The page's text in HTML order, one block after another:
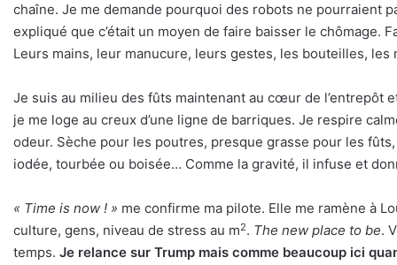
chaîne. Je me demande pourquoi des robots ne pourraient
expliqué que c’était un moyen de faire baisser le chômage.
Leurs mains, leur manucure, leurs gestes, les bouteilles,
Je suis au milieu des fûts maintenant au cœur de l’entrepôt
je me loge au creux d’une ligne de barriques. Je respire
odeur. Sèche pour les poutres, presque grasse pour les
iodée, tourbée ou boisée… Comme la gravité, il infuse et
« Time is now ! » me confirme ma pilote. Elle me ramène à
culture, gens, niveau de stress au m2. The new place to be.
temps. Je relance sur Trump mais comme beaucoup ici